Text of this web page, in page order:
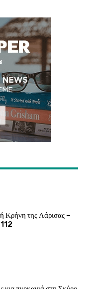
Κρήνη της Λάρισας –